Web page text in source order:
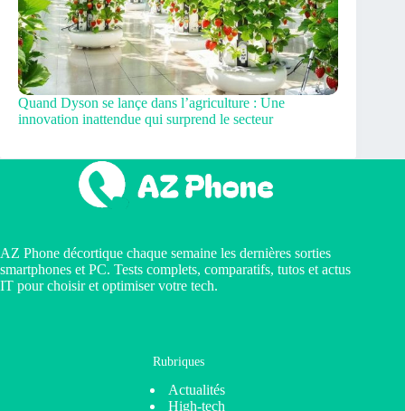
Quand Dyson se lançe dans l’agriculture : Une
innovation inattendue qui surprend le secteur
AZ Phone décortique chaque semaine les dernières sorties
smartphones et PC. Tests complets, comparatifs, tutos et actus
IT pour choisir et optimiser votre tech.
Rubriques
Actualités
High-tech